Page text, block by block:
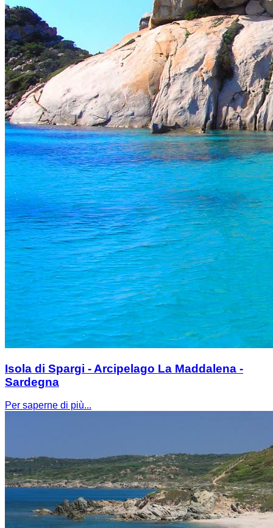
Isola di Spargi - Arcipelago La Maddalena -
Sardegna
Per saperne di più...